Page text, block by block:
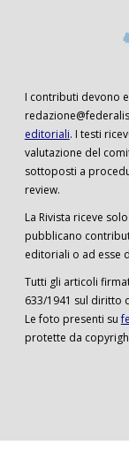
I contributi devono
editoriali. I testi
valutazione del
sottoposti a
review.
La Rivista riceve
pubblicano
editoriali o ad esse
Tutti gli articoli
633/1941 sul diritto
Le foto presenti su
protette da